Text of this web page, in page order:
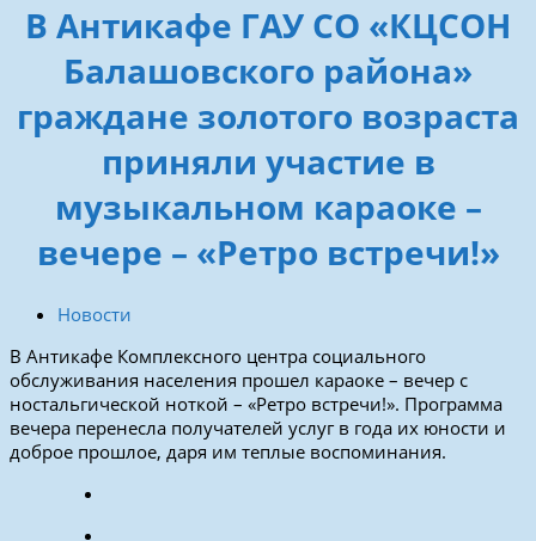
В Антикафе ГАУ СО «КЦСОН
Балашовского района»
граждане золотого возраста
приняли участие в
музыкальном караоке –
вечере – «Ретро встречи!»
Новости
В Антикафе Комплексного центра социального
обслуживания населения прошел караоке – вечер с
ностальгической ноткой – «Ретро встречи!». Программа
вечера перенесла получателей услуг в года их юности и
доброе прошлое, даря им теплые воспоминания.